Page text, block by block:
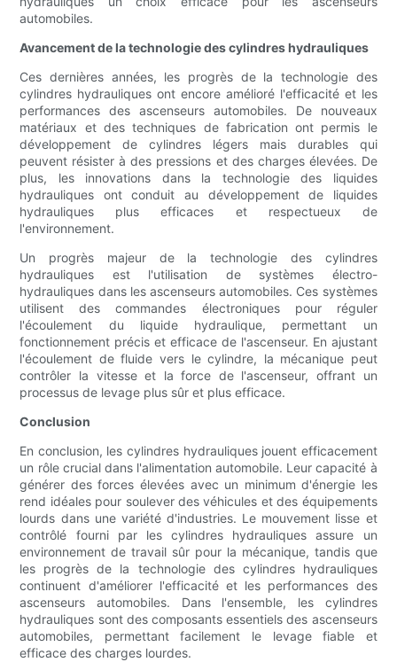
automobiles.
Avancement de la technologie des cylindres hydrauliques
Ces dernières années, les progrès de la technologie des
cylindres hydrauliques ont encore amélioré l'efficacité et les
performances des ascenseurs automobiles. De nouveaux
matériaux et des techniques de fabrication ont permis le
développement de cylindres légers mais durables qui
peuvent résister à des pressions et des charges élevées. De
plus, les innovations dans la technologie des liquides
hydrauliques ont conduit au développement de liquides
hydrauliques plus efficaces et respectueux de
l'environnement.
Un progrès majeur de la technologie des cylindres
hydrauliques est l'utilisation de systèmes électro-
hydrauliques dans les ascenseurs automobiles. Ces systèmes
utilisent des commandes électroniques pour réguler
l'écoulement du liquide hydraulique, permettant un
fonctionnement précis et efficace de l'ascenseur. En ajustant
l'écoulement de fluide vers le cylindre, la mécanique peut
contrôler la vitesse et la force de l'ascenseur, offrant un
processus de levage plus sûr et plus efficace.
Conclusion
En conclusion, les cylindres hydrauliques jouent efficacement
un rôle crucial dans l'alimentation automobile. Leur capacité à
générer des forces élevées avec un minimum d'énergie les
rend idéales pour soulever des véhicules et des équipements
lourds dans une variété d'industries. Le mouvement lisse et
contrôlé fourni par les cylindres hydrauliques assure un
environnement de travail sûr pour la mécanique, tandis que
les progrès de la technologie des cylindres hydrauliques
continuent d'améliorer l'efficacité et les performances des
ascenseurs automobiles. Dans l'ensemble, les cylindres
hydrauliques sont des composants essentiels des ascenseurs
automobiles, permettant facilement le levage fiable et
efficace des charges lourdes.